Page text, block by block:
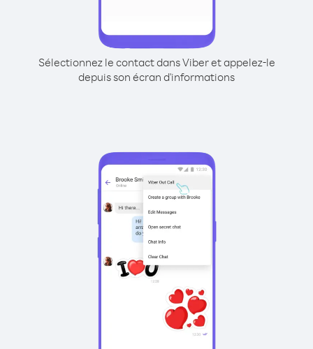
Sélectionnez le contact dans Viber et appelez-le
depuis son écran d'informations